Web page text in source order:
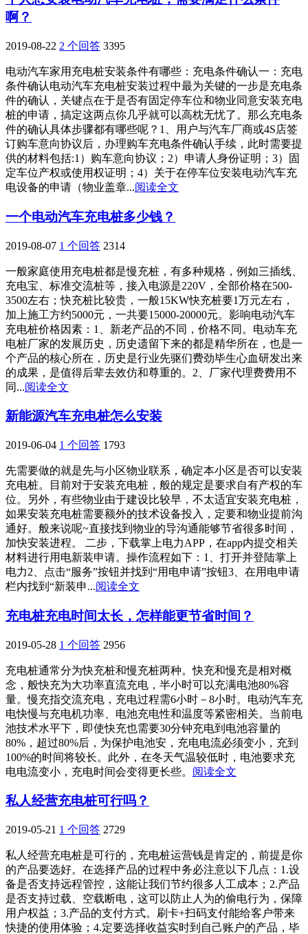
啊？
2019-08-22 2 个回答 3395
电动汽车家用充电桩安装条件有哪些：充电条件确认一：充电
条件确认电动汽车充电桩安装过程中最为关键的一步是充电条
件的确认，关键点在于是否有固定停车位和物业同意安装充电
桩的申请，搞定这两点你几乎就可以高枕无忧了。那么充电条
件的确认具体步骤都有哪些呢？1、用户与汽车厂商或4S店签
订购车意向协议后，办理购车充电条件确认手续，此时需要提
供的材料包括:1）购车意向协议；2）申请人身份证明；3）固
定车位产权或使用权证明；4）关于在停车位安装电动汽车充
电设备的申请（物业盖章...阅读全文
一个电动汽车充电桩多少钱？
2019-08-07 1 个回答 2314
一般家庭使用充电桩都是慢充桩，有多种规格，例如三插线、
充电宝、标准交流桩等，接入电源是220V，全部价格在500-
3500左右；快充桩比较贵，一般15KW快充桩要1万元左右，
加上施工方约5000元，一共要15000-20000元。影响电动汽车
充电桩价格因素：1、新老产品的不同，价格不同。电动车充
电桩厂家的发展历史，历史遗留下来的都是精华所在，也是一
个产品的核心所在，历史是行业先驱们费劲毕生心血研发出来
的成果，是值得后辈去效仿和尊重的。2、厂家代理费费用不
同...阅读全文
新能源汽车充电桩怎么安装
2019-06-04 1 个回答 1793
先需要做的就是先与小区物业联系，确定本小区是否可以安装
充电桩。目前对于安装充电桩，般的规定是要求自有产权的车
位。另外，有些物业由于建设比较早，不太适宜安装充电桩，
如果安装充电桩需要额外的技术设备投入，定要和物业提前沟
通好。般来说呢~直接找到物业的导沟通能够节省很多时间，
加快安装进程。 二步，下载掌上电力APP，在app内提交相关
材料进行用电新装申请。操作流程如下：1、打开并登陆掌上
电力2、点击“服务”按钮并找到“用电申请”按钮3、在用电申请
栏内找到“新装申...阅读全文
充电桩充电时间太长，怎样能更节省时间？
2019-05-28 1 个回答 2956
充电桩通常分为快充桩和慢充桩两种。快充和慢充是相对概
念，般快充为大功率直流充电，半小时可以充满电池80%容
量。慢充指交流充电，充电过程需6小时－8小时。电动汽车充
电快慢与充电机功率、电池充电性和温度等紧密相关。当前电
池技术水平下，即使快充也需要30分钟充电到电池容量的
80%，超过80%后，为保护电池安，充电电流必须变小，充到
100%的时间将较长。此外，在冬天气温较低时，电池要求充
电电流变小，充电时间会变得更长些。 阅读全文
私人经营充电桩可行吗？
2019-05-21 1 个回答 2729
私人经营充电桩是可行的，充电桩运营钱是肯定的，前提是你
的产品要选好。在选择产品的过程中务必注意以下几点：1.设
备是否支持远程管控，这能让我们节约很多人工成本；2.产品
是否支持过载、空载断电，这可以防止人为的偷电行为，保障
用户权益；3.产品的支付方式。刷卡+扫码支付能给客户带来
快捷的使用体验；4.定要选择收益实时到自己账户的产品，毕